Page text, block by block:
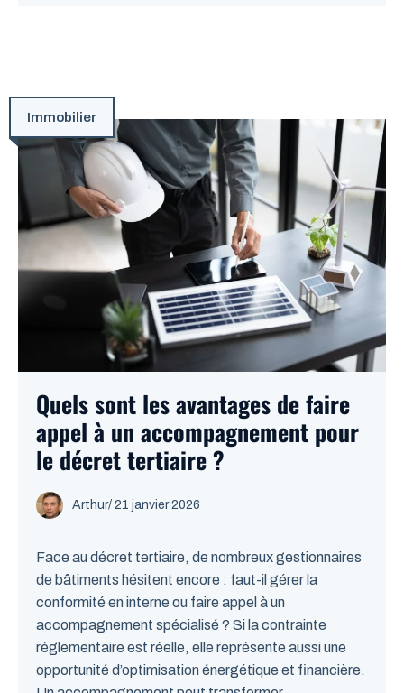
Immobilier
Quels sont les avantages de faire
appel à un accompagnement pour
le décret tertiaire ?
Arthur/ 21 janvier 2026
Face au décret tertiaire, de nombreux gestionnaires
de bâtiments hésitent encore : faut-il gérer la
conformité en interne ou faire appel à un
accompagnement spécialisé ? Si la contrainte
réglementaire est réelle, elle représente aussi une
opportunité d’optimisation énergétique et financière.